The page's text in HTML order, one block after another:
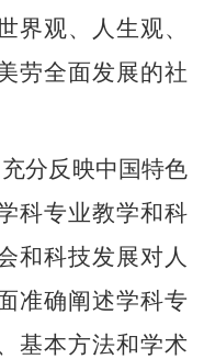
界观、人生观、
劳全面发展的社
分反映中国特色
科专业教学和科
和科技发展对人
准确阐述学科专
基本方法和学术